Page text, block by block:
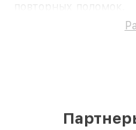
Преимущества
последующим